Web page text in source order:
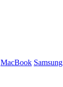
MacBook Samsung